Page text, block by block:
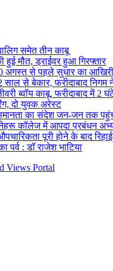
समेत तीन काबू
मौत, ड्राईवर हुआ गिरफ्तार
अगस्त से पहले सुधार का
से बेकार, फरीदाबाद निगम
ब्वॉय काबू, फरीदाबाद में
दो युवक अरेस्ट
का संदेश जन-जन तक
नेहरू कॉलेज में आपदा प्रबंधन
औपचारिकता पूरी होने के बाद रिहाई
पर्व : डॉ राजेश भाटिया
Views Portal